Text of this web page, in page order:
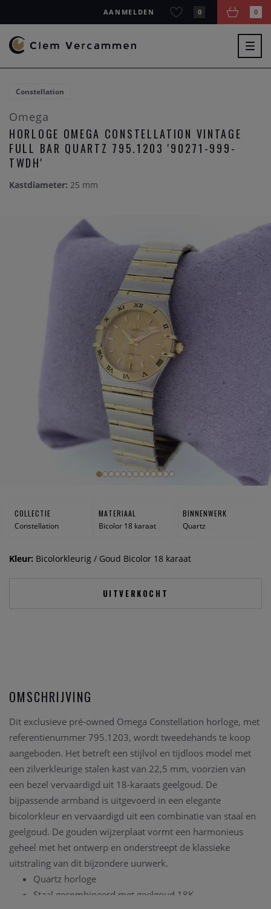
AANMELDEN 0 0
Constellation
Omega
HORLOGE OMEGA CONSTELLATION VINTAGE
FULL BAR QUARTZ 795.1203 '90271-999-
TWDH'
Kastdiameter: 25 mm
COLLECTIE
Constellation
MATERIAAL
Bicolor 18 karaat
BINNENWERK
Quartz
Kleur: Bicolorkleurig / Goud Bicolor 18 karaat
UITVERKOCHT
OMSCHRIJVING
Dit exclusieve pré-owned Omega Constellation horloge, met
referentienummer 795.1203, wordt tweedehands te koop
aangeboden. Het betreft een stijlvol en tijdloos model met
een zilverkleurige stalen kast van 22,5 mm, voorzien van
een bezel vervaardigd uit 18-karaats geelgoud. De
bijpassende armband is uitgevoerd in een elegante
bicolorkleur en vervaardigd uit een combinatie van staal en
geelgoud. De gouden wijzerplaat vormt een harmonieus
geheel met het ontwerp en onderstreept de klassieke
uitstraling van dit bijzondere uurwerk.
Quartz horloge
Staal gecombineerd met geelgoud 18K